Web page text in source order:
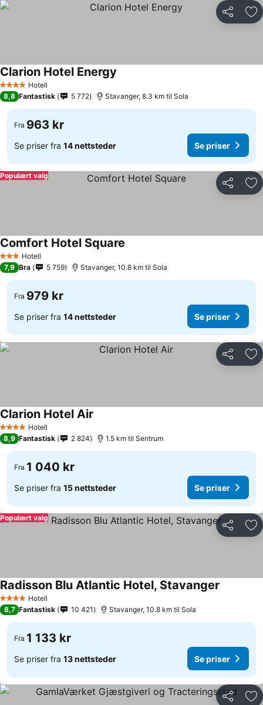
Del
4 StjernerHotell
Clarion Hotel Energy
8,8 Fantastisk 5 772 Stavanger, 8.3 km til Sola
Fra 963 kr
Se priser fra 14 nettsteder Se priser
Del
Populært valg
3 StjernerHotell
Comfort Hotel Square
7,9 Bra 5 759 Stavanger, 10.8 km til Sola
Fra 979 kr
Se priser fra 14 nettsteder Se priser
Del
4 StjernerHotell
Clarion Hotel Air
8,9 Fantastisk 2 824 1.5 km til Sentrum
Fra 1 040 kr
Se priser fra 15 nettsteder Se priser
Del
Populært valg
4 StjernerHotell
Radisson Blu Atlantic Hotel, Stavanger
8,7 Fantastisk 10 421 Stavanger, 10.8 km til Sola
Fra 1 133 kr
Se priser fra 13 nettsteder Se priser
Del